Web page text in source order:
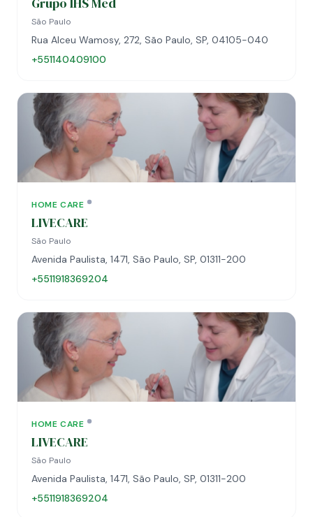
São Paulo
Rua Alceu Wamosy, 272, São Paulo, SP, 04105-040
+551140409100
HOME CARE
LIVECARE
São Paulo
Avenida Paulista, 1471, São Paulo, SP, 01311-200
+5511918369204
HOME CARE
LIVECARE
São Paulo
Avenida Paulista, 1471, São Paulo, SP, 01311-200
+5511918369204